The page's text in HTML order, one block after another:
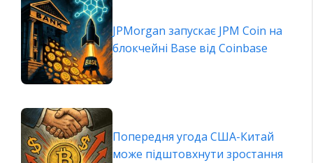
JPMorgan запускає JPM Coin на
блокчейні Base від Coinbase
Попередня угода США-Китай
може підштовхнути зростання